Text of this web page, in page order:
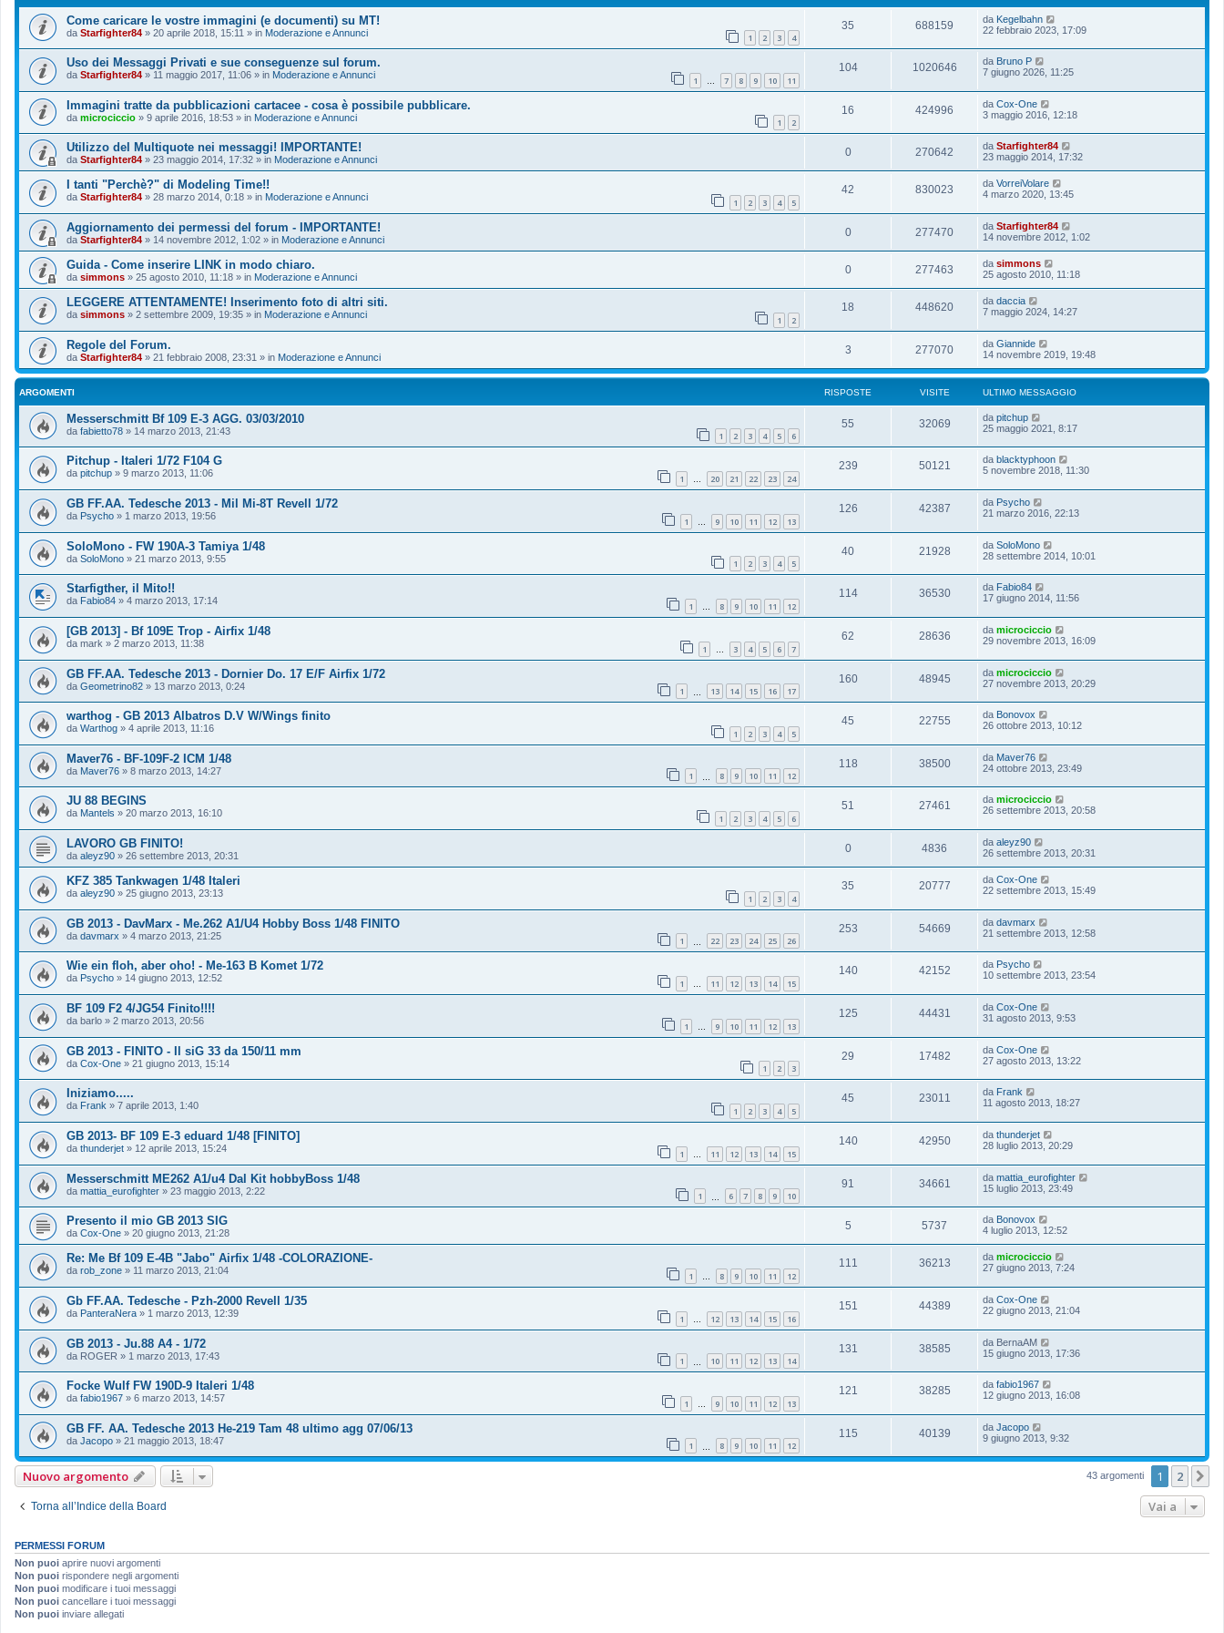
Come caricare le vostre immagini (e documenti) su MT!
da Starfighter84 » 20 aprile 2018, 15:11 » in Moderazione e Annunci 1 2 3 4
35 688159 da Kegelbahn
22 febbraio 2023, 17:09
Uso dei Messaggi Privati e sue conseguenze sul forum.
da Starfighter84 » 11 maggio 2017, 11:06 » in Moderazione e Annunci 1 … 7 8 9 10 11
104 1020646 da Bruno P
7 giugno 2026, 11:25
Immagini tratte da pubblicazioni cartacee - cosa è possibile pubblicare.
da microciccio » 9 aprile 2016, 18:53 » in Moderazione e Annunci 1 2
16 424996 da Cox-One
3 maggio 2016, 12:18
Utilizzo del Multiquote nei messaggi! IMPORTANTE!
da Starfighter84 » 23 maggio 2014, 17:32 » in Moderazione e Annunci
0 270642 da Starfighter84
23 maggio 2014, 17:32
I tanti "Perchè?" di Modeling Time!!
da Starfighter84 » 28 marzo 2014, 0:18 » in Moderazione e Annunci 1 2 3 4 5
42 830023 da VorreiVolare
4 marzo 2020, 13:45
Aggiornamento dei permessi del forum - IMPORTANTE!
da Starfighter84 » 14 novembre 2012, 1:02 » in Moderazione e Annunci
0 277470 da Starfighter84
14 novembre 2012, 1:02
Guida - Come inserire LINK in modo chiaro.
da simmons » 25 agosto 2010, 11:18 » in Moderazione e Annunci
0 277463 da simmons
25 agosto 2010, 11:18
LEGGERE ATTENTAMENTE! Inserimento foto di altri siti.
da simmons » 2 settembre 2009, 19:35 » in Moderazione e Annunci 1 2
18 448620 da daccia
7 maggio 2024, 14:27
Regole del Forum.
da Starfighter84 » 21 febbraio 2008, 23:31 » in Moderazione e Annunci
3 277070 da Giannide
14 novembre 2019, 19:48
ARGOMENTI RISPOSTE VISITE ULTIMO MESSAGGIO
Messerschmitt Bf 109 E-3 AGG. 03/03/2010
da fabietto78 » 14 marzo 2013, 21:43 1 2 3 4 5 6
55 32069 da pitchup
25 maggio 2021, 8:17
Pitchup - Italeri 1/72 F104 G
da pitchup » 9 marzo 2013, 11:06 1 … 20 21 22 23 24
239 50121 da blacktyphoon
5 novembre 2018, 11:30
GB FF.AA. Tedesche 2013 - Mil Mi-8T Revell 1/72
da Psycho » 1 marzo 2013, 19:56 1 … 9 10 11 12 13
126 42387 da Psycho
21 marzo 2016, 22:13
SoloMono - FW 190A-3 Tamiya 1/48
da SoloMono » 21 marzo 2013, 9:55 1 2 3 4 5
40 21928 da SoloMono
28 settembre 2014, 10:01
Starfigther, il Mito!!
da Fabio84 » 4 marzo 2013, 17:14 1 … 8 9 10 11 12
114 36530 da Fabio84
17 giugno 2014, 11:56
[GB 2013] - Bf 109E Trop - Airfix 1/48
da mark » 2 marzo 2013, 11:38 1 … 3 4 5 6 7
62 28636 da microciccio
29 novembre 2013, 16:09
GB FF.AA. Tedesche 2013 - Dornier Do. 17 E/F Airfix 1/72
da Geometrino82 » 13 marzo 2013, 0:24 1 13 14 15 16 17
160 48945 da microciccio
27 novembre 2013, 20:29
warthog - GB 2013 Albatros D.V W/Wings finito
da Warthog » 4 aprile 2013, 11:16 1 2 3 4 5
45 22755 da Bonovox
26 ottobre 2013, 10:12
Maver76 - BF-109F-2 ICM 1/48
da Maver76 » 8 marzo 2013, 14:27 1 8 9 10 11 12
118 38500 da Maver76
24 ottobre 2013, 23:49
JU 88 BEGINS
da Mantels » 20 marzo 2013, 16:10 1 2 3 4 5 6
51 27461 da microciccio
26 settembre 2013, 20:58
LAVORO GB FINITO!
da aleyz90 » 26 settembre 2013, 20:31
0 4836 da aleyz90
26 settembre 2013, 20:31
KFZ 385 Tankwagen 1/48 Italeri
da aleyz90 » 25 giugno 2013, 23:13 1 2 3 4
35 20777 da Cox-One
22 settembre 2013, 15:49
GB 2013 - DavMarx - Me.262 A1/U4 Hobby Boss 1/48 FINITO
da davmarx » 4 marzo 2013, 21:25 1 22 23 24 25 26
253 54669 da davmarx
21 settembre 2013, 12:58
Wie ein floh, aber oho! - Me-163 B Komet 1/72
da Psycho » 14 giugno 2013, 12:52 1 … 11 12 13 14 15
140 42152 da Psycho
10 settembre 2013, 23:54
BF 109 F2 4/JG54 Finito!!!!
da barlo » 2 marzo 2013, 20:56 1 … 9 10 11 12 13
125 44431 da Cox-One
31 agosto 2013, 9:53
GB 2013 - FINITO - Il siG 33 da 150/11 mm
da Cox-One » 21 giugno 2013, 15:14 1 2 3
29 17482 da Cox-One
27 agosto 2013, 13:22
Iniziamo.....
da Frank » 7 aprile 2013, 1:40 1 2 3 4 5
45 23011 da Frank
11 agosto 2013, 18:27
GB 2013- BF 109 E-3 eduard 1/48 [FINITO]
da thunderjet » 12 aprile 2013, 15:24 1 … 11 12 13 14 15
140 42950 da thunderjet
28 luglio 2013, 20:29
Messerschmitt ME262 A1/u4 Dal Kit hobbyBoss 1/48
da mattia_eurofighter » 23 maggio 2013, 2:22 1 6 7 8 9 10
91 34661 da mattia_eurofighter
15 luglio 2013, 23:49
Presento il mio GB 2013 SIG
da Cox-One » 20 giugno 2013, 21:28
5 5737 da Bonovox
4 luglio 2013, 12:52
Re: Me Bf 109 E-4B "Jabo" Airfix 1/48 -COLORAZIONE-
da rob_zone » 11 marzo 2013, 21:04 1 … 8 9 10 11 12
111 36213 da microciccio
27 giugno 2013, 7:24
Gb FF.AA. Tedesche - Pzh-2000 Revell 1/35
da PanteraNera » 1 marzo 2013, 12:39 1 12 13 14 15 16
151 44389 da Cox-One
22 giugno 2013, 21:04
GB 2013 - Ju.88 A4 - 1/72
da ROGER » 1 marzo 2013, 17:43 1 10 11 12 13 14
131 38585 da BernaAM
15 giugno 2013, 17:36
Focke Wulf FW 190D-9 Italeri 1/48
da fabio1967 » 6 marzo 2013, 14:57 1 … 9 10 11 12 13
121 38285 da fabio1967
12 giugno 2013, 16:08
GB FF. AA. Tedesche 2013 He-219 Tam 48 ultimo agg 07/06/13
da Jacopo » 21 maggio 2013, 18:47 1 8 9 10 11 12
115 40139 da Jacopo
9 giugno 2013, 9:32
Nuovo argomento 43 argomenti 1 2
Torna all’Indice della Board Vai a
PERMESSI FORUM
Non puoi aprire nuovi argomenti
Non puoi rispondere negli argomenti
Non puoi modificare i tuoi messaggi
Non puoi cancellare i tuoi messaggi
Non puoi inviare allegati